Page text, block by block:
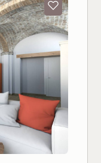
portoncino
condominio di
del centro
a portata di
una comoda